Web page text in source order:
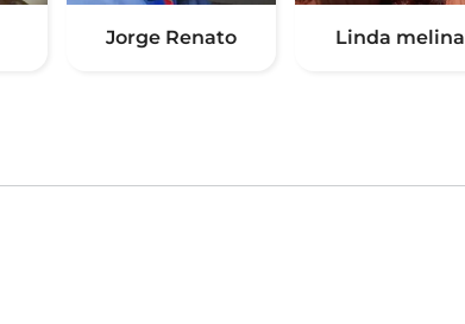
Jorge Renato Linda melina